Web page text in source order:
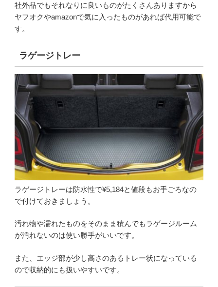
社外品でもそれなりに良いものがたくさんありますから
ヤフオクやamazonで気に入ったものがあれば代用可能で
す。
ラゲージトレー
ラゲージトレーは防水性で¥5,184と値段もお手ごろなの
で付けておきましょう。
汚れ物や濡れたものをそのまま積んでもラゲージルーム
が汚れないのは使い勝手がいいです。
また、エッジ部が少し高さのあるトレー状になっている
ので収納的にも扱いやすいです。